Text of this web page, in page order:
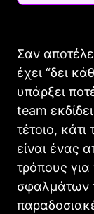
Σαν
έχει “δει
υπάρξει
team
τέτοιο, κάτι
είναι ένας
τρόπους
σφαλμάτων